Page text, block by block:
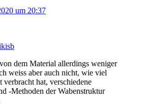
um 20:37
dem Material allerdings weniger
weiss aber auch nicht, wie viel
verbracht hat, verschiedene
-Methoden der Wabenstruktur